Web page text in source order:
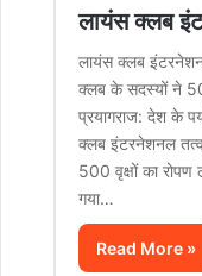
लायंस क्लब
लायंस क्लब
क्लब के सदस्यों ने
प्रयागराज: देश के
क्लब इंटरनेशनल
500 वृक्षों का
गया…
Read More »